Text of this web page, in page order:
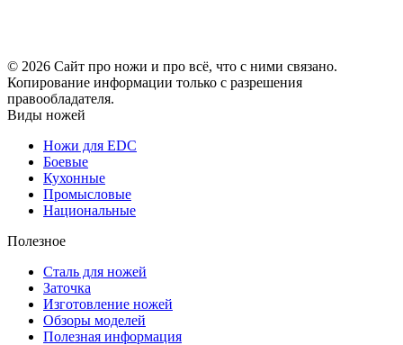
© 2026 Сайт про ножи и про всё, что с ними связано.
Копирование информации только с разрешения
правообладателя.
Виды ножей
Ножи для EDC
Боевые
Кухонные
Промысловые
Национальные
Полезное
Сталь для ножей
Заточка
Изготовление ножей
Обзоры моделей
Полезная информация